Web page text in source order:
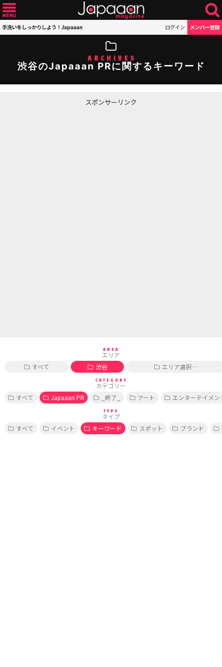
手洗いをしっかりしよう！Japaaan ログイン メンバー登録
ARCHIVES
渋谷のJapaaan PRに関するキーワード
スポンサーリンク
AREA
エリア
すべて
渋谷 エリア選択…
CATEGORY
カテゴリー
すべて
Japaaan PR _終了_ アート エンターテイメン
TYPE
タイプ
すべて
イベント キーワード スポット ブランド